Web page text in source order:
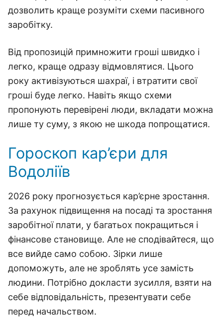
дозволить краще розуміти схеми пасивного
заробітку.
Від пропозицій примножити гроші швидко і
легко, краще одразу відмовлятися. Цього
року активізуються шахраї, і втратити свої
гроші буде легко. Навіть якщо схеми
пропонують перевірені люди, вкладати можна
лише ту суму, з якою не шкода попрощатися.
Гороскоп кар’єри для
Водоліїв
2026 року прогнозується кар’єрне зростання.
За рахунок підвищення на посаді та зростання
заробітної плати, у багатьох покращиться і
фінансове становище. Але не сподівайтеся, що
все вийде само собою. Зірки лише
допоможуть, але не зроблять усе замість
людини. Потрібно докласти зусилля, взяти на
себе відповідальність, презентувати себе
перед начальством.